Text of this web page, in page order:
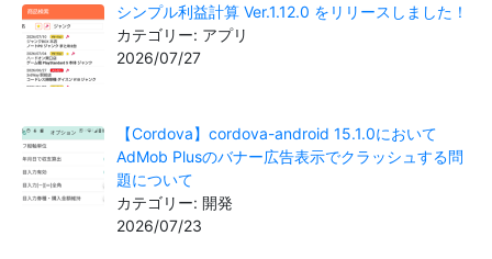
シンプル利益計算 Ver.1.12.0 をリリースしました！
カテゴリー: アプリ
2026/07/27
【Cordova】cordova-android 15.1.0において
AdMob Plusのバナー広告表示でクラッシュする問
題について
カテゴリー: 開発
2026/07/23